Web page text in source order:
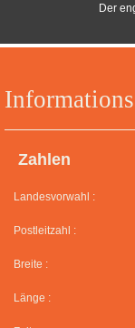
Informations
Zahlen
Landesvorwahl :
Postleitzahl :
Breite :
Länge :
Der